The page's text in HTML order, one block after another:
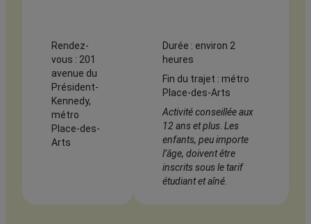
Rendez-
vous : 201
avenue du
Président-
Kennedy,
métro
Place-des-
Arts
Durée : environ 2
heures
Fin du trajet : métro
Place-des-Arts
Activité conseillée aux
12 ans et plus. Les
enfants, peu importe
l’âge, doivent être
inscrits sous le tarif
étudiant et aîné.